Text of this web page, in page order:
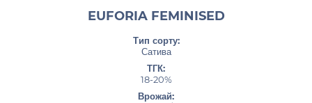
EUFORIA FEMINISED
Тип сорту:
Сатива
ТГК:
18-20%
Врожай: